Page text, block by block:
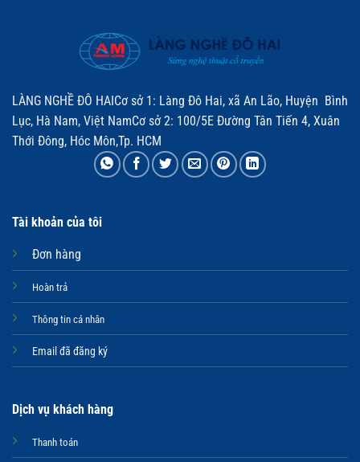
LÀNG NGHỀ ĐÔ HAICơ sở 1: Làng Đô Hai, xã An Lão, Huyện Bình
Lục, Hà Nam, Việt NamCơ sở 2: 100/5E Đường Tân Tiến 4, Xuân
Thới Đông, Hóc Môn,Tp. HCM
Tài khoản của tôi
Đơn hàng
Hoàn trả
Thông tin cá nhân
Email đã đăng ký
Dịch vụ khách hàng
Thanh toán